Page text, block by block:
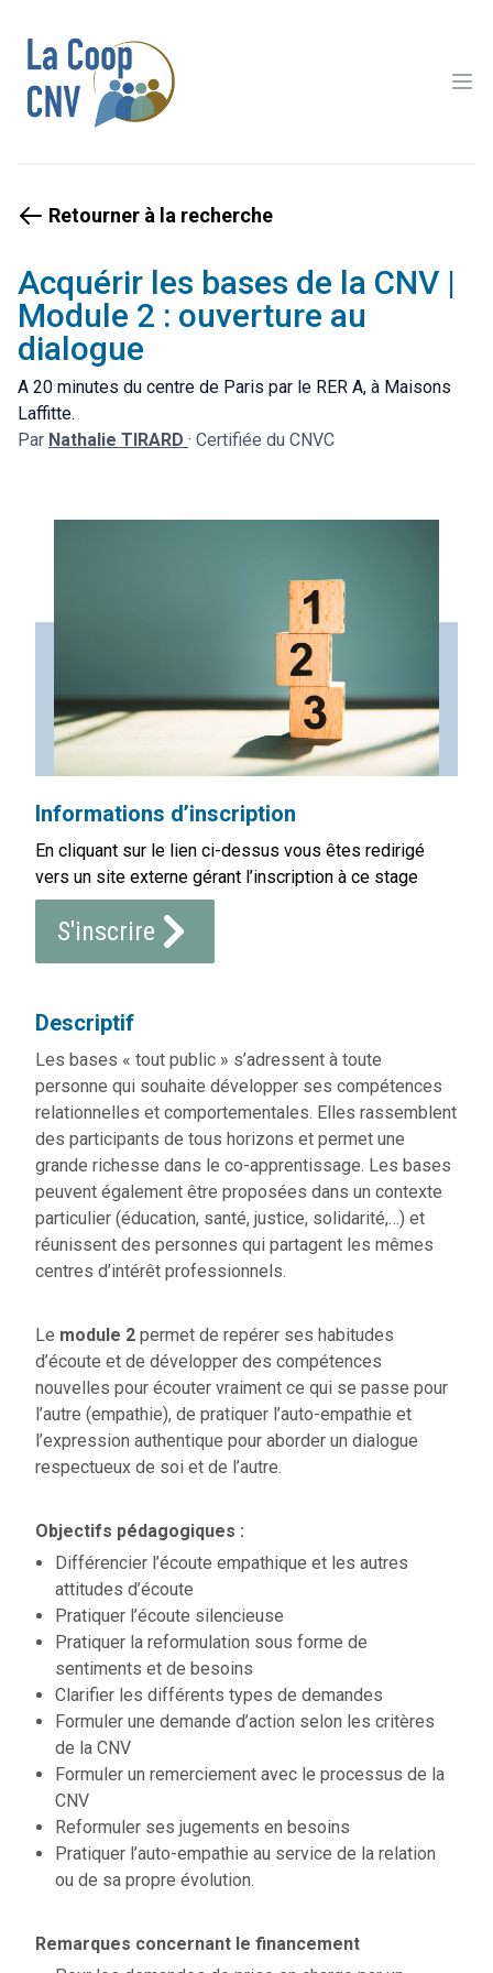
Retourner à la recherche
Acquérir les bases de la CNV |
Module 2 : ouverture au
dialogue
A 20 minutes du centre de Paris par le RER A, à Maisons
Laffitte.
Par Nathalie TIRARD · Certifiée du CNVC
Informations d’inscription
En cliquant sur le lien ci-dessus vous êtes redirigé
vers un site externe gérant l’inscription à ce stage
S'inscrire
Descriptif
Les bases « tout public » s’adressent à toute
personne qui souhaite développer ses compétences
relationnelles et comportementales. Elles rassemblent
des participants de tous horizons et permet une
grande richesse dans le co-apprentissage. Les bases
peuvent également être proposées dans un contexte
particulier (éducation, santé, justice, solidarité,…) et
réunissent des personnes qui partagent les mêmes
centres d’intérêt professionnels.
Le module 2 permet de repérer ses habitudes
d’écoute et de développer des compétences
nouvelles pour écouter vraiment ce qui se passe pour
l’autre (empathie), de pratiquer l’auto-empathie et
l’expression authentique pour aborder un dialogue
respectueux de soi et de l’autre.
Objectifs pédagogiques :
Différencier l’écoute empathique et les autres
attitudes d’écoute
Pratiquer l’écoute silencieuse
Pratiquer la reformulation sous forme de
sentiments et de besoins
Clarifier les différents types de demandes
Formuler une demande d’action selon les critères
de la CNV
Formuler un remerciement avec le processus de la
CNV
Reformuler ses jugements en besoins
Pratiquer l’auto-empathie au service de la relation
ou de sa propre évolution.
Remarques concernant le financement